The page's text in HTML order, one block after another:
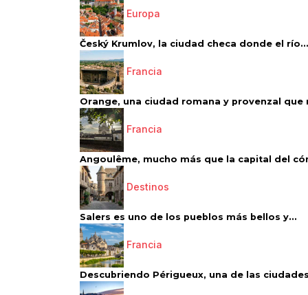
Europa
Český Krumlov, la ciudad checa donde el río...
Francia
Orange, una ciudad romana y provenzal que
Francia
Angoulême, mucho más que la capital del
Destinos
Salers es uno de los pueblos más bellos y...
Francia
Descubriendo Périgueux, una de las